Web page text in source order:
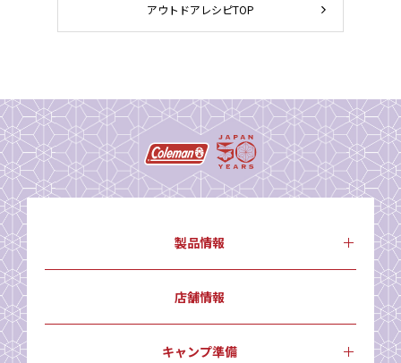
アウトドアレシピTOP
製品情報
店舗情報
キャンプ準備